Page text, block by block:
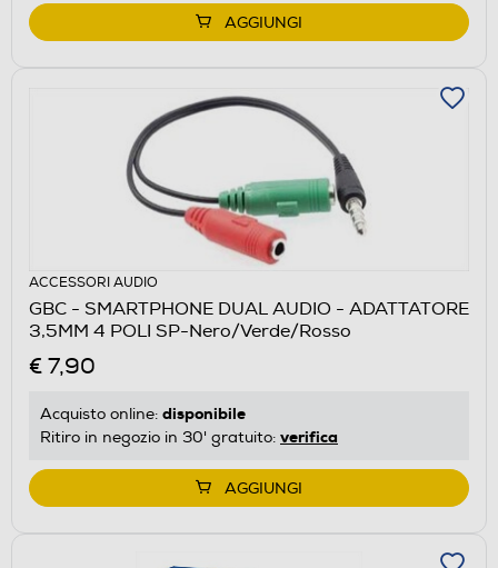
AGGIUNGI
ACCESSORI AUDIO
GBC - SMARTPHONE DUAL AUDIO - ADATTATORE
3,5MM 4 POLI SP-Nero/Verde/Rosso
€ 7,90
Acquisto online: disponibile
Ritiro in negozio in 30' gratuito: verifica
AGGIUNGI